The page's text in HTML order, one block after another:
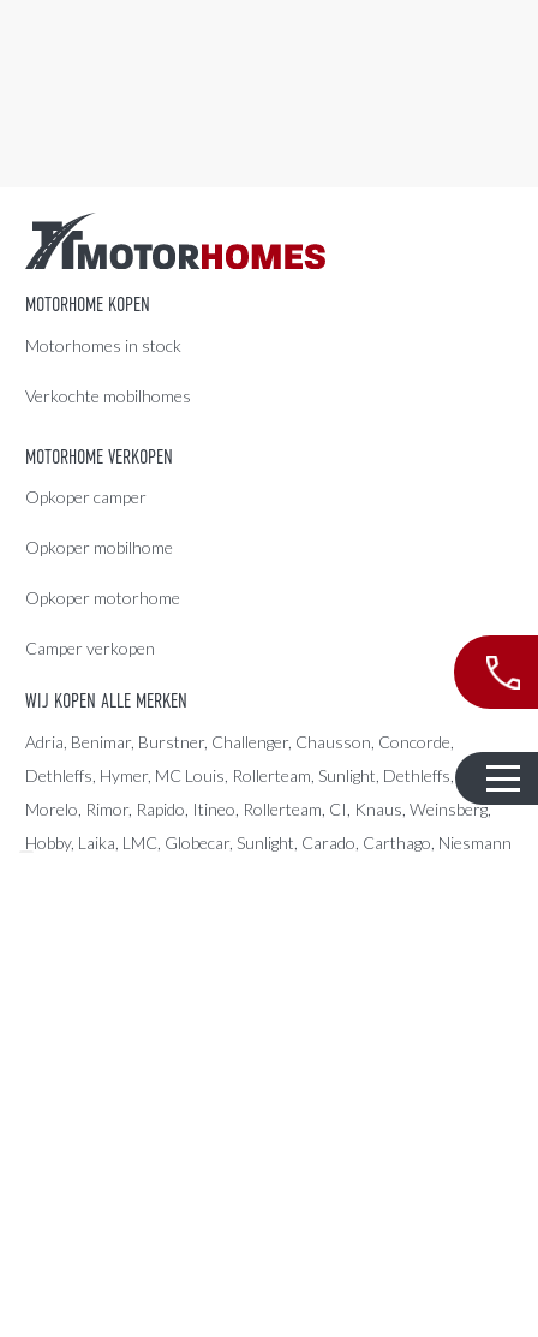
MOTORHOME KOPEN
Motorhomes in stock
Verkochte mobilhomes
MOTORHOME VERKOPEN
Opkoper camper
Opkoper mobilhome
Opkoper motorhome
Camper verkopen
WIJ KOPEN ALLE MERKEN
Adria , Benimar, Burstner, Challenger, Chausson, Concorde,
Dethleffs Hymer, MC Louis , Rollerteam, Sunlight, Dethleffs,
Morelo, Rimor, Rapido, Itineo, Rollerteam, CI, Knaus, Weinsberg,
Hobby, Laika, LMC, Globecar, Sunlight, Carado, Carthago, Niesmann